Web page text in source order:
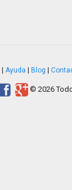
Ayuda Blog
© 2026